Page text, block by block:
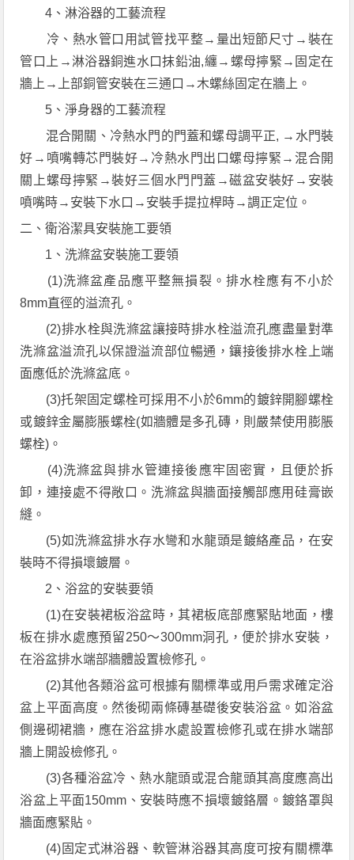
4、淋浴器的工藝流程
冷、熱水管口用試管找平整→量出短節尺寸→裝在
管口上→淋浴器銅進水口抹鉛油,纏→螺母擰緊→固定在
牆上→上部銅管安裝在三通口→木螺絲固定在牆上。
5、淨身器的工藝流程
混合開關、冷熱水門的門蓋和螺母調平正, →水門裝
好→噴嘴轉芯門裝好→冷熱水門出口螺母擰緊→混合開
關上螺母擰緊→裝好三個水門門蓋→磁盆安裝好→安裝
噴嘴時→安裝下水口→安裝手提拉桿時→調正定位。
二、衛浴潔具安裝施工要領
1、洗滌盆安裝施工要領
(1)洗滌盆產品應平整無損裂。排水栓應有不小於
8mm直徑的溢流孔。
(2)排水栓與洗滌盆讓接時排水栓溢流孔應盡量對準
洗滌盆溢流孔以保證溢流部位暢通，鑲接後排水栓上端
面應低於洗滌盆底。
(3)托架固定螺栓可採用不小於6mm的鍍鋅開腳螺栓
或鍍鋅金屬膨脹螺栓(如牆體是多孔磚，則嚴禁使用膨脹
螺栓)。
(4)洗滌盆與排水管連接後應牢固密實，且便於拆
卸，連接處不得敞口。洗滌盆與牆面接觸部應用硅膏嵌
縫。
(5)如洗滌盆排水存水彎和水龍頭是鍍絡產品，在安
裝時不得損壞鍍層。
2、浴盆的安裝要領
(1)在安裝裙板浴盆時，其裙板底部應緊貼地面，樓
板在排水處應預留250～300mm洞孔，便於排水安裝，
在浴盆排水端部牆體設置檢修孔。
(2)其他各類浴盆可根據有關標準或用戶需求確定浴
盆上平面高度。然後砌兩條磚基礎後安裝浴盆。如浴盆
側邊砌裙牆，應在浴盆排水處設置檢修孔或在排水端部
牆上開設檢修孔。
(3)各種浴盆冷、熱水龍頭或混合龍頭其高度應高出
浴盆上平面150mm、安裝時應不損壞鍍鉻層。鍍鉻罩與
牆面應緊貼。
(4)固定式淋浴器、軟管淋浴器其高度可按有關標準